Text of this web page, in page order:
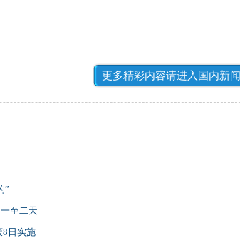
更多精彩内容请进入国内新闻
”
至二天
8日实施